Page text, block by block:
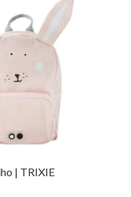
Podes encontrar
– TOYS WITH
| TRIXIE